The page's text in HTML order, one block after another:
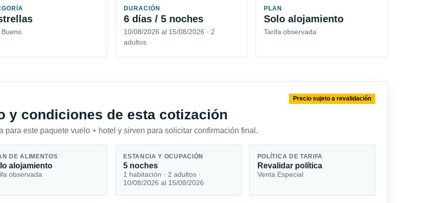
DURACIÓN
6 días / 5 noches
10/08/2026 al 15/08/2026 · 2
adultos
PLAN
Solo alojamiento
Tarifa observada
y condiciones de esta cotización
para este paquete vuelo + hotel y sirven para solicitar confirmación final.
Precio sujeto a revalidación
DE ALIMENTOS
alojamiento
observada
ESTANCIA Y OCUPACIÓN
5 noches
1 habitación · 2 adultos ·
10/08/2026 al 15/08/2026
POLÍTICA DE TARIFA
Revalidar política
Venta Especial